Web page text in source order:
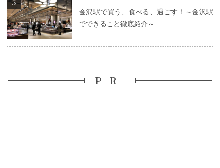
金沢駅で買う、食べる、過ごす！～金沢駅
でできること徹底紹介～
PR